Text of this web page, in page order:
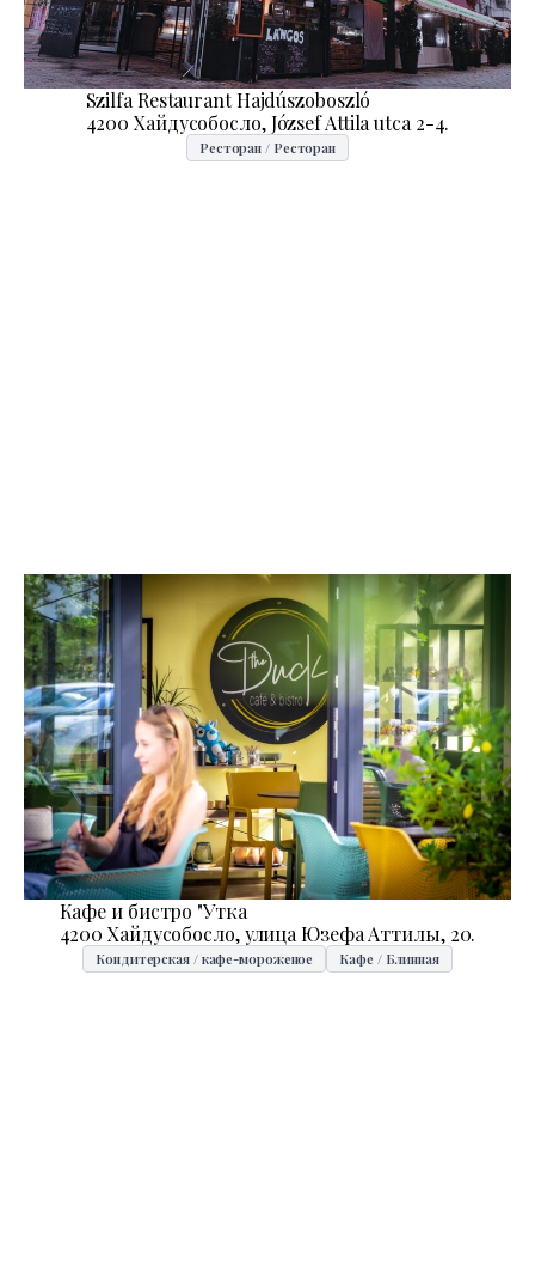
Szilfa Restaurant Hajdúszoboszló
4200 Хайдусобосло, József Attila utca 2-4.
Ресторан / Ресторан
Кафе и бистро "Утка
4200 Хайдусобосло, улица Юзефа Аттилы, 20.
Кондитерская / кафе-мороженое Кафе / Блинная